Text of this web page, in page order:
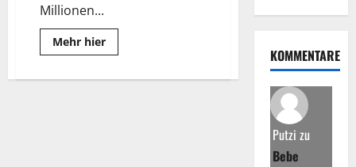
Millionen...
Mehr hierRead
more
„Viva
KOMMENTARE
Putzi zu
Bebe